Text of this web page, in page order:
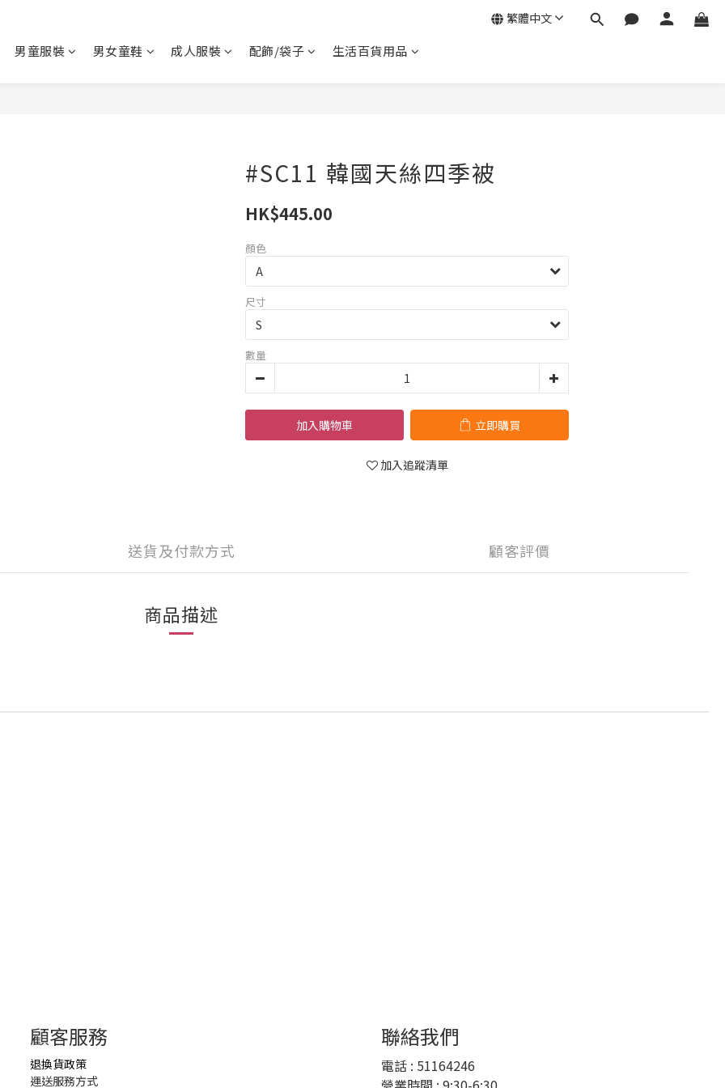
男童服裝 男女童鞋 成人服裝 配飾/袋子 生活百貨用品
繁體中文
#SC11 韓國天絲四季被
HK$445.00
顏色
尺寸
數量
加入購物車 立即購買
加入追蹤清單
送貨及付款方式 顧客評價
商品描述
顧客服務
退換貨政策
運送服務方式
聯絡我們
電話 : 51164246